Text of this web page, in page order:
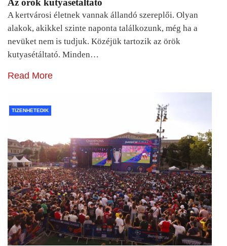
A kertvárosi életnek vannak állandó szereplői. Olyan
alakok, akikkel szinte naponta találkozunk, még ha a
nevüket nem is tudjuk. Közéjük tartozik az örök
kutyasétáltató. Minden…
Read More
TIZENHETEDIK